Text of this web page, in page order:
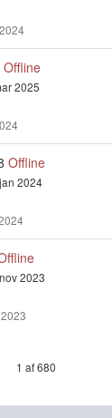
Offline
2025
Offline
2024
2023
1 af 680